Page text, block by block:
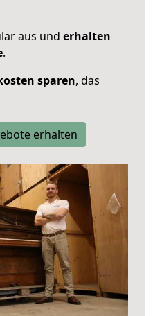
aus und erhalten
.
sparen, das
erhalten